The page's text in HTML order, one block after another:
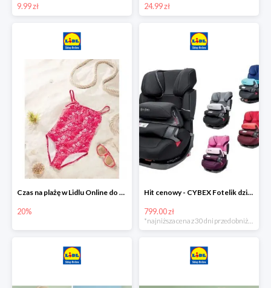
9.99 zł 24.99 zł
Czas na plażę w Lidlu Online do -20%
20%
Hit cenowy - CYBEX Fotelik dziecięcy samochodowy Pallasfix grupa I-III, 9-36 kg
799.00 zł